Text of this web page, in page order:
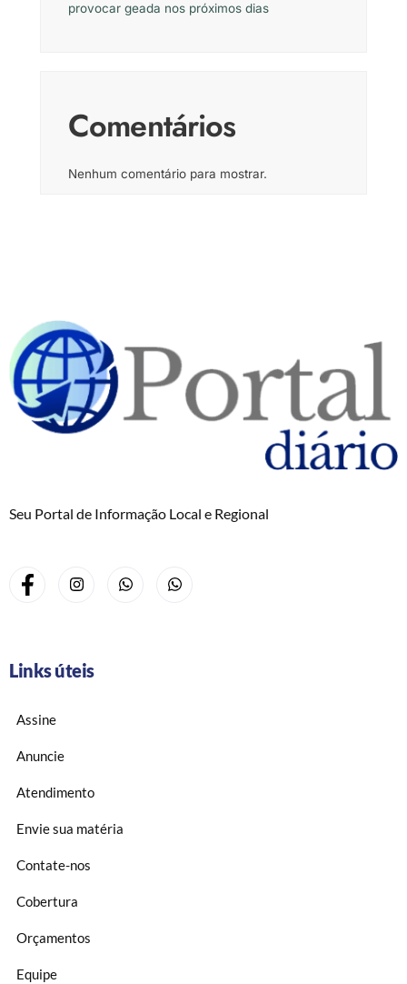
provocar geada nos próximos dias
Comentários
Nenhum comentário para mostrar.
Seu Portal de Informação Local e Regional
Links úteis
Assine
Anuncie
Atendimento
Envie sua matéria
Contate-nos
Cobertura
Orçamentos
Equipe